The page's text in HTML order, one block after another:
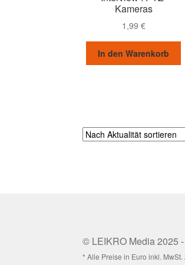
Kameras
1,99 €
In den Warenkorb
© LEIKRO Media 2025
* Alle Preise in Euro inkl.